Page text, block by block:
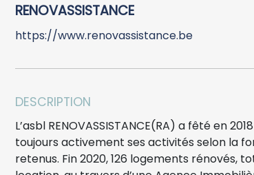
RENOVASSISTANCE
https://www.renovassistance.be
DESCRIPTION
L’asbl RENOVASSISTANCE(RA) a fêté en
toujours activement ses activités selon la
retenus. Fin 2020, 126 logements rénovés,